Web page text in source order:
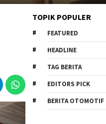
TOPIK POPULER
FEATURED
HEADLINE
TAG BERITA
EDITORS PICK
BERITA OTOMOTIF